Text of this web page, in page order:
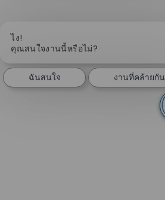
ไง!
คุณสนใจงานนี้หรือไม่?
ฉันสนใจ งานที่คล้ายกัน